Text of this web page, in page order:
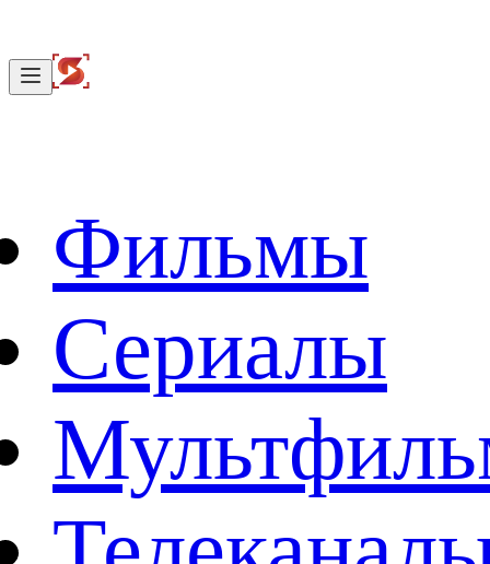
Фильмы
Сериалы